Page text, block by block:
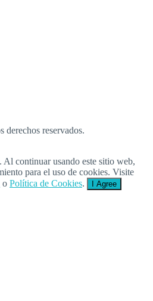
derechos reservados.
continuar usando este sitio web,
para el uso de cookies. Visite
o Política de Cookies. I Agree